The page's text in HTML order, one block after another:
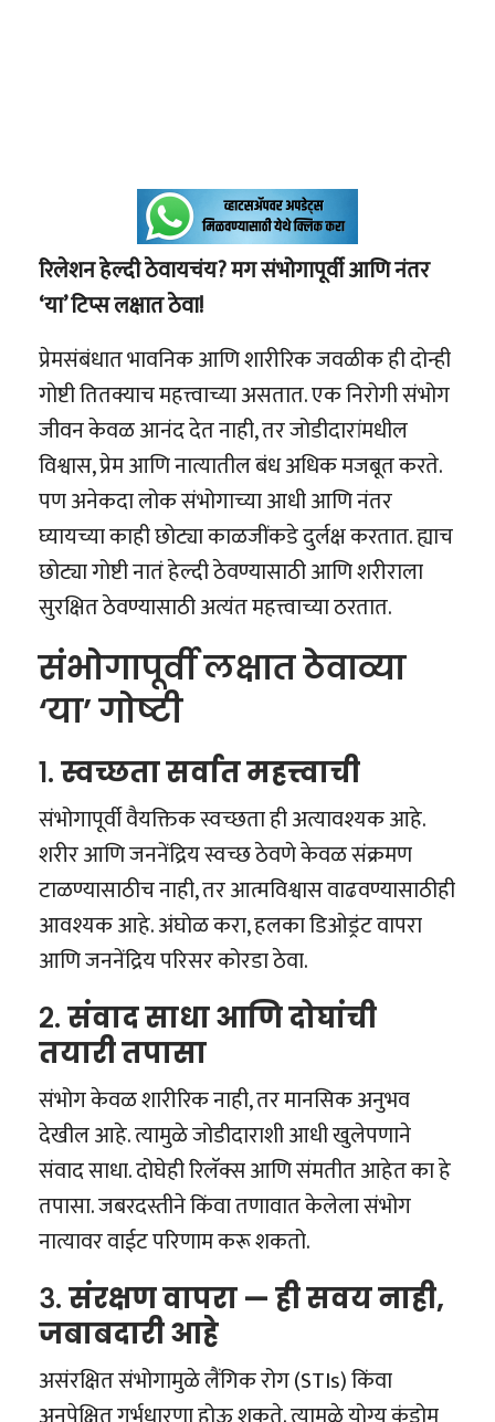
रिलेशन हेल्दी ठेवायचंय? मग संभोगापूर्वी आणि नंतर
‘या’ टिप्स लक्षात ठेवा!
प्रेमसंबंधात भावनिक आणि शारीरिक जवळीक ही दोन्ही
गोष्टी तितक्याच महत्त्वाच्या असतात. एक निरोगी संभोग
जीवन केवळ आनंद देत नाही, तर जोडीदारांमधील
विश्वास, प्रेम आणि नात्यातील बंध अधिक मजबूत करते.
पण अनेकदा लोक संभोगाच्या आधी आणि नंतर
घ्यायच्या काही छोट्या काळजींकडे दुर्लक्ष करतात. ह्याच
छोट्या गोष्टी नातं हेल्दी ठेवण्यासाठी आणि शरीराला
सुरक्षित ठेवण्यासाठी अत्यंत महत्त्वाच्या ठरतात.
संभोगापूर्वी लक्षात ठेवाव्या
‘या’ गोष्टी
१. स्वच्छता सर्वात महत्त्वाची
संभोगापूर्वी वैयक्तिक स्वच्छता ही अत्यावश्यक आहे.
शरीर आणि जननेंद्रिय स्वच्छ ठेवणे केवळ संक्रमण
टाळण्यासाठीच नाही, तर आत्मविश्वास वाढवण्यासाठीही
आवश्यक आहे. अंघोळ करा, हलका डिओड्रंट वापरा
आणि जननेंद्रिय परिसर कोरडा ठेवा.
२. संवाद साधा आणि दोघांची
तयारी तपासा
संभोग केवळ शारीरिक नाही, तर मानसिक अनुभव
देखील आहे. त्यामुळे जोडीदाराशी आधी खुलेपणाने
संवाद साधा. दोघेही रिलॅक्स आणि संमतीत आहेत का हे
तपासा. जबरदस्तीने किंवा तणावात केलेला संभोग
नात्यावर वाईट परिणाम करू शकतो.
३. संरक्षण वापरा — ही सवय नाही,
जबाबदारी आहे
असंरक्षित संभोगामुळे लैंगिक रोग (STIs) किंवा